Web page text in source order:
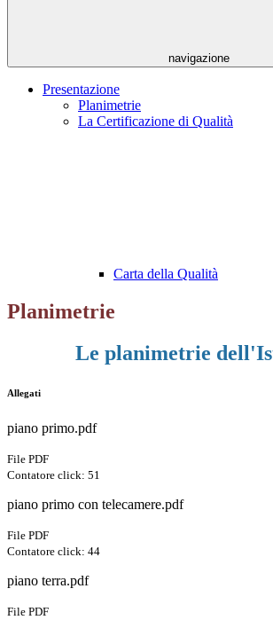
navigazione
Presentazione
Planimetrie
La Certificazione di Qualità
Carta della Qualità
Planimetrie
Le planimetrie
Allegati
piano primo.pdf
File PDF
Contatore click: 51
piano primo con telecamere.pdf
File PDF
Contatore click: 44
piano terra.pdf
File PDF